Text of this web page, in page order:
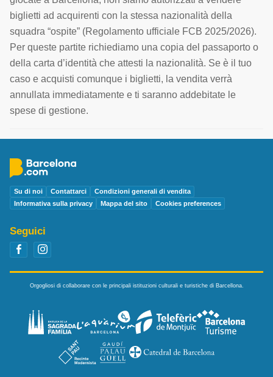
biglietti ad acquirenti con la stessa nazionalità della
squadra “ospite” (Regolamento ufficiale FCB 2025/2026).
Per queste partite richiediamo una copia del passaporto o
della carta d’identità che attesti la nazionalità. Se è il tuo
caso e acquisti comunque i biglietti, la vendita verrà
annullata immediatamente e ti saranno addebitate le
spese di gestione.
Su di noi Contattarci
Condizioni generali di vendita
Informativa sulla privacy
Mappa del sito Cookies preferences
Seguici
Orgogliosi di collaborare con le principali istituzioni culturali e turistiche di Barcellona.